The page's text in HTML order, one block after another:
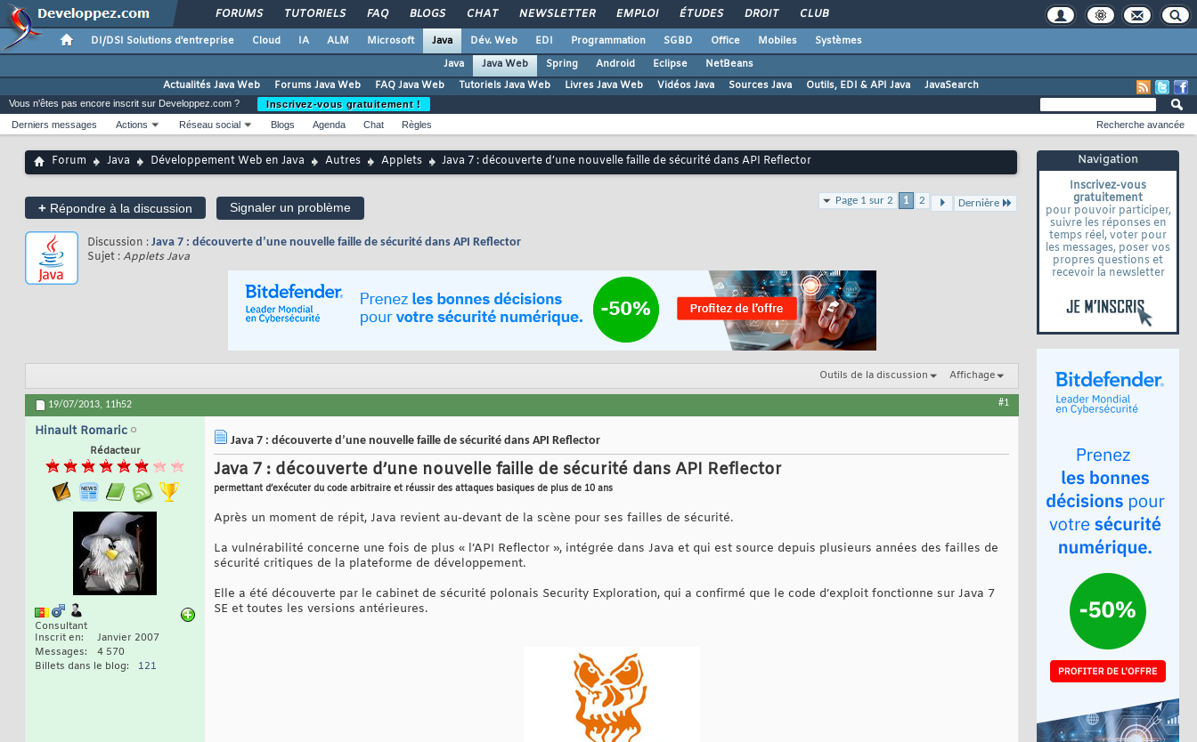
FORUMS TUTORIELS FAQ BLOGS CHAT NEWSLETTER EMPLOI ÉTUDES DROIT CLUB
DI/DSI Solutions d'entreprise Cloud IA ALM Microsoft Java Dév. Web EDI Programmation SGBD Office Mobiles
Systèmes
Java
Java Web Spring Android Eclipse
NetBeans
Actualités Java Web
Forums Java Web FAQ Java Web Tutoriels Java Web Livres Java Web Vidéos Java Sources Java Outils, EDI & API Java JavaSearch
Navigation
Inscrivez-vous
gratuitement
pour pouvoir participer,
suivre les réponses en
temps réel, voter pour
les messages, poser vos
propres questions et
recevoir la newsletter
Vous n'êtes pas encore inscrit sur Developpez.com ?
Inscrivez-vous gratuitement !
Derniers messages
Actions Réseau social Blogs Agenda Chat Règles Recherche avancée
Forum Java Développement Web en Java Autres Applets Java 7 : découverte d’une nouvelle faille de sécurité dans API Reflector
+ Répondre à la discussion Signaler un problème Page 1 sur 2 1 2 Dernière
Discussion : Java 7 : découverte d’une nouvelle faille de sécurité dans API Reflector
Sujet :Applets Java
Outils de la discussion Affichage
19/07/2013, 11h52 #1
Hinault Romaric
Rédacteur
Consultant
Inscrit en
Janvier 2007
Messages
4 570
Billets dans le blog
121
Java 7 : découverte d’une nouvelle faille de sécurité dans API Reflector
Java 7 : découverte d’une nouvelle faille de sécurité dans API Reflector
permettant d’exécuter du code arbitraire et réussir des attaques basiques de plus de 10 ans
Après un moment de répit, Java revient au-devant de la scène pour ses failles de sécurité.
La vulnérabilité concerne une fois de plus « l’API Reflector », intégrée dans Java et qui est source depuis plusieurs années des failles de
sécurité critiques de la plateforme de développement.
Elle a été découverte par le cabinet de sécurité polonais Security Exploration, qui a confirmé que le code d’exploit fonctionne sur Java 7
SE et toutes les versions antérieures.